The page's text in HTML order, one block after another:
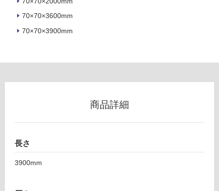
70×70×3600mm
70×70×3900mm
室
可
能
地
商品詳細
長さ
3900mm